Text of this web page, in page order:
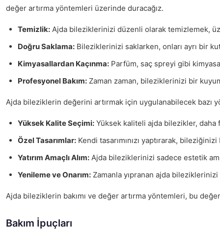
değer artırma yöntemleri üzerinde duracağız.
Temizlik: Ajda bileziklerinizi düzenli olarak temizlemek,
Doğru Saklama: Bileziklerinizi saklarken, onları ayrı bir
Kimyasallardan Kaçınma: Parfüm, saç spreyi gibi
Profesyonel Bakım: Zaman zaman, bileziklerinizi bir
Ajda bileziklerin değerini artırmak için uygulanabilecek bazı
Yüksek Kalite Seçimi: Yüksek kaliteli ajda bilezikler, daha
Özel Tasarımlar: Kendi tasarımınızı yaptırarak,
Yatırım Amaçlı Alım: Ajda bileziklerinizi sadece estetik
Yenileme ve Onarım: Zamanla yıpranan ajda
Ajda bileziklerin bakımı ve değer artırma yöntemleri, bu
Bakım İpuçları